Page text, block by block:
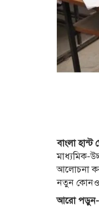
বাংলা হান্ট
মাধ্যমিক-
আলোচনা
নতুন কোনও
আরো পড়ুন-